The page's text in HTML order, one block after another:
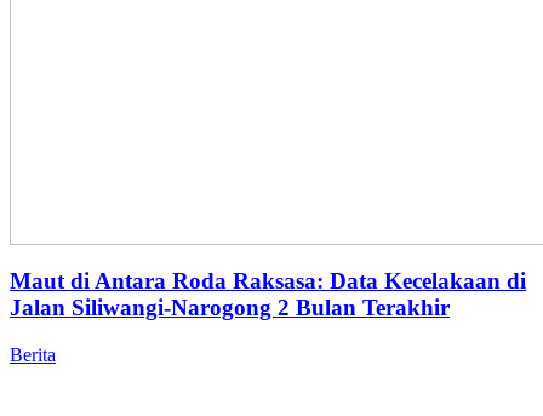
Maut di Antara Roda Raksasa: Data Kecelakaan di
Jalan Siliwangi-Narogong 2 Bulan Terakhir
Berita